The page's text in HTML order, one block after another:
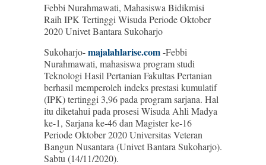
Febbi Nurahmawati, Mahasiswa Bidikmisi
Raih IPK Tertinggi Wisuda Periode Oktober
2020 Univet Bantara Sukoharjo
Sukoharjo-majalahlarise.com-Febbi
Nurahmawati, mahasiswa program studi
Teknologi Hasil Pertanian Fakultas Pertanian
berhasil memperoleh indeks prestasi kumulatif
(IPK) tertinggi 3,96 pada program sarjana. Hal
itu diketahui pada prosesi Wisuda Ahli Madya
ke-1, Sarjana ke-46 dan Magister ke-16
Periode Oktober 2020 Universitas Veteran
Bangun Nusantara (Univet Bantara Sukoharjo).
Sabtu (14/11/2020).